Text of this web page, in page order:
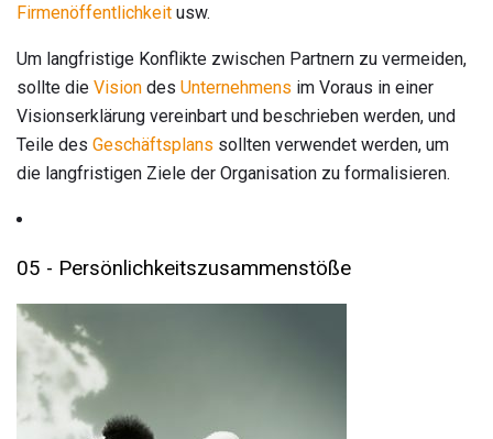
Firmenöffentlichkeit usw.
Um langfristige Konflikte zwischen Partnern zu vermeiden,
sollte die Vision des Unternehmens im Voraus in einer
Visionserklärung vereinbart und beschrieben werden, und
Teile des Geschäftsplans sollten verwendet werden, um
die langfristigen Ziele der Organisation zu formalisieren.
05 - Persönlichkeitszusammenstöße